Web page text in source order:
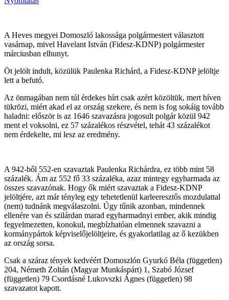
A Heves megyei Domoszló lakossága polgármestert választott
vasárnap, mivel Havelant István (Fidesz-KDNP) polgármester
márciusban elhunyt.
Öt jelölt indult, közülük Paulenka Richárd, a Fidesz-KDNP jelöltje
lett a befutó.
Az önmagában nem túl érdekes hírt csak azért közöltük, mert híven
tükrözi, miért akad el az ország szekere, és nem is fog sokáig tovább
haladni: először is az 1646 szavazásra jogosult polgár közül 942
ment el voksolni, ez 57 százalékos részvétel, tehát 43 százalékot
nem érdekelte, mi lesz az eredmény.
A 942-ből 552-en szavaztak Paulenka Richárdra, ez több mint 58
százalék. Ám az 552 fő 33 százaléka, azaz mintegy egyharmada az
összes szavazónak. Hogy ők miért szavaztak a Fidesz-KDNP
jelöltjére, azt már tényleg egy tehetetlenül karleeresztős mozdulattal
(nem) tudnánk megválaszolni. Úgy tűnik azonban, mindennek
ellenére van és szilárdan marad egyharmadnyi ember, akik mindig
fegyelmezetten, konokul, megbízhatóan elmennek szavazni a
kormánypártok képviselőjelöltjeire, és gyakorlatilag az ő kezükben
az ország sorsa.
Csak a száraz tények kedvéért Domoszlón Gyurkó Béla (független)
204, Németh Zoltán (Magyar Munkáspárt) 1, Szabó József
(független) 79 Csordásné Lukovszki Ágnes (független) 98
szavazatot kapott.